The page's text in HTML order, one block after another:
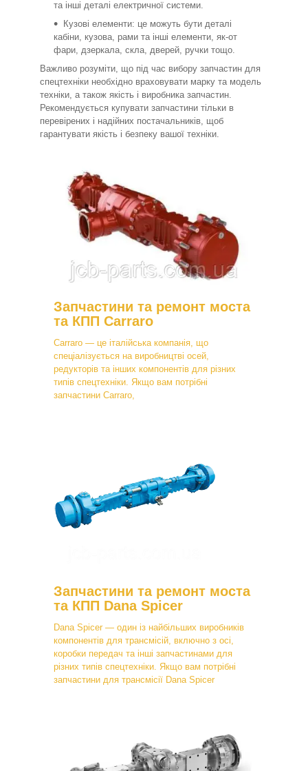
та інші деталі електричної системи.
Кузові елементи: це можуть бути деталі
кабіни, кузова, рами та інші елементи, як-от
фари, дзеркала, скла, дверей, ручки тощо.
Важливо розуміти, що під час вибору запчастин для
спецтехніки необхідно враховувати марку та модель
техніки, а також якість і виробника запчастин.
Рекомендується купувати запчастини тільки в
перевірених і надійних постачальників, щоб
гарантувати якість і безпеку вашої техніки.
Запчастини та ремонт моста
та КПП Carraro
Carraro — це італійська компанія, що
спеціалізується на виробництві осей,
редукторів та інших компонентів для різних
типів спецтехніки. Якщо вам потрібні
запчастини Carraro,
Запчастини та ремонт моста
та КПП Dana Spicer
Dana Spicer — один із найбільших виробників
компонентів для трансмісій, включно з осі,
коробки передач та інші запчастинами для
різних типів спецтехніки. Якщо вам потрібні
запчастини для трансмісії Dana Spicer